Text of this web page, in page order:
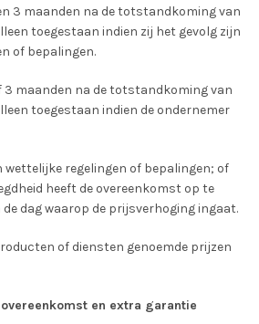
3 maanden na de totstandkoming van
toegestaan indien zij het gevolg zijn
of bepalingen.
3 maanden na de totstandkoming van
toegestaan indien de ondernemer
wettelijke regelingen of bepalingen; of
heeft de overeenkomst op te
dag waarop de prijsverhoging ingaat.
of diensten genoemde prijzen
en extra garantie